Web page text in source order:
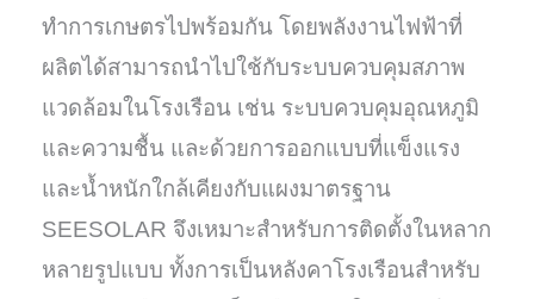
ทำการเกษตรไปพร้อมกัน โดยพลังงานไฟฟ้าที่
ผลิตได้สามารถนำไปใช้กับระบบควบคุมสภาพ
แวดล้อมในโรงเรือน เช่น ระบบควบคุมอุณหภูมิ
และความชื้น และด้วยการออกแบบที่แข็งแรง
และน้ำหนักใกล้เคียงกับแผงมาตรฐาน
SEESOLAR จึงเหมาะสำหรับการติดตั้งในหลาก
หลายรูปแบบ ทั้งการเป็นหลังคาโรงเรือนสำหรับ